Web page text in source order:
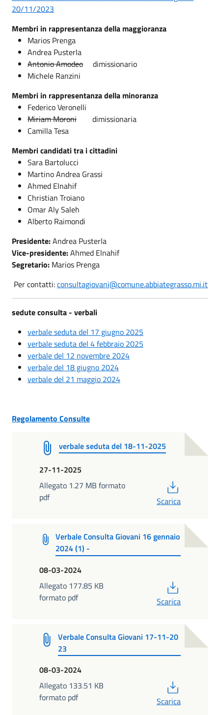
20/11/2023
Membri in rappresentanza della maggioranza
Marios Prenga
Andrea Pusterla
Antonio Amodeo dimissionario
Michele Ranzini
Membri in rappresentanza della minoranza
Federico Veronelli
Miriam Moroni dimissionaria
Camilla Tesa
Membri candidati tra i cittadini
Sara Bartolucci
Martino Andrea Grassi
Ahmed Elnahif
Christian Troiano
Omar Aly Saleh
Alberto Raimondi
Presidente:Andrea Pusterla
Vice-presidente:Ahmed Elnahif
Segretario: Marios Prenga
Per contatti:consultagiovani@comune.abbiategrasso.mi.it
sedute consulta - verbali
verbale seduta del 17 giugno 2025
verbale seduta del 4 febbraio 2025
verbale del 12 novembre 2024
verbale del 18 giugno 2024
verbale del 21 maggio 2024
Regolamento Consulte
verbale seduta del 18-11-2025
27-11-2025
Allegato 1.27 MB formato
pdf
Scarica
Verbale Consulta Giovani 16 gennaio
2024 (1) -
08-03-2024
Allegato 177.85 KB
formato pdf
Scarica
Verbale Consulta Giovani 17-11-20
23
08-03-2024
Allegato 133.51 KB
formato pdf
Scarica